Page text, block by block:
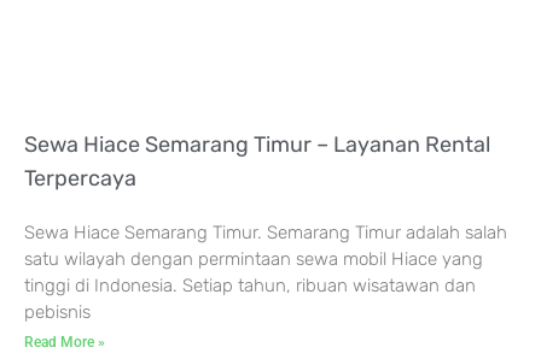
Sewa Hiace Semarang Timur – Layanan Rental
Terpercaya
Sewa Hiace Semarang Timur. Semarang Timur adalah salah
satu wilayah dengan permintaan sewa mobil Hiace yang
tinggi di Indonesia. Setiap tahun, ribuan wisatawan dan
pebisnis
Read More »